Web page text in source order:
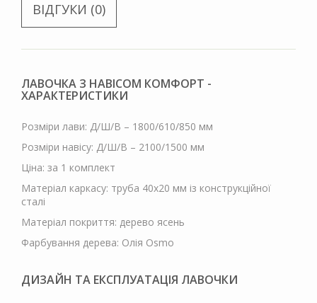
ВІДГУКИ (0)
ЛАВОЧКА З НАВІСОМ КОМФОРТ -
ХАРАКТЕРИСТИКИ
Розміри лави: Д/Ш/В – 1800/610/850 мм
Розміри навісу: Д/Ш/В – 2100/1500 мм
Ціна: за 1 комплект
Матеріал каркасу: труба 40х20 мм із конструкційної
сталі
Матеріал покриття: дерево ясень
Фарбування дерева: Олія Osmo
ДИЗАЙН ТА ЕКСПЛУАТАЦІЯ ЛАВОЧКИ